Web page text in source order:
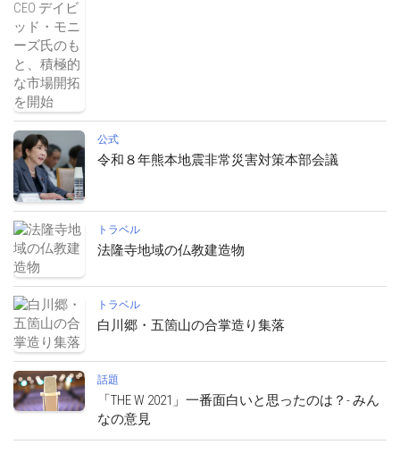
公式
令和８年熊本地震非常災害対策本部会議
トラベル
法隆寺地域の仏教建造物
トラベル
白川郷・五箇山の合掌造り集落
話題
「THE W 2021」一番面白いと思ったのは？- みん
なの意見